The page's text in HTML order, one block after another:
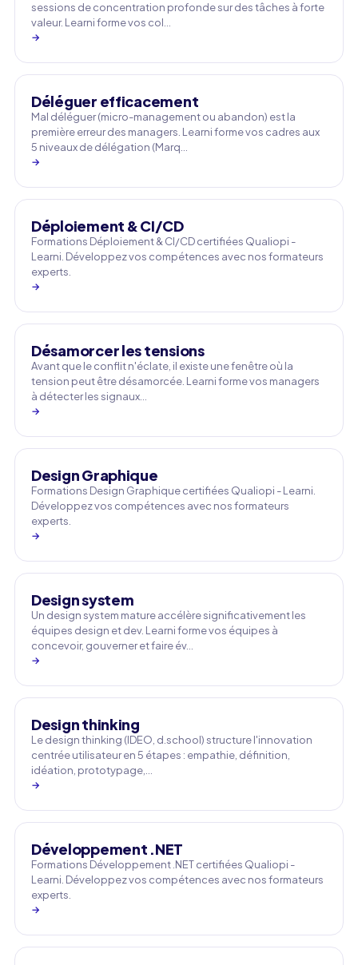
sessions de concentration profonde sur des tâches à forte
valeur. Learni forme vos col…
→
Déléguer efficacement
Mal déléguer (micro-management ou abandon) est la
première erreur des managers. Learni forme vos cadres aux
5 niveaux de délégation (Marq…
→
Déploiement & CI/CD
Formations Déploiement & CI/CD certifiées Qualiopi -
Learni. Développez vos compétences avec nos formateurs
experts.
→
Désamorcer les tensions
Avant que le conflit n'éclate, il existe une fenêtre où la
tension peut être désamorcée. Learni forme vos managers
à détecter les signaux…
→
Design Graphique
Formations Design Graphique certifiées Qualiopi - Learni.
Développez vos compétences avec nos formateurs
experts.
→
Design system
Un design system mature accélère significativement les
équipes design et dev. Learni forme vos équipes à
concevoir, gouverner et faire év…
→
Design thinking
Le design thinking (IDEO, d.school) structure l'innovation
centrée utilisateur en 5 étapes : empathie, définition,
idéation, prototypage,…
→
Développement .NET
Formations Développement .NET certifiées Qualiopi -
Learni. Développez vos compétences avec nos formateurs
experts.
→